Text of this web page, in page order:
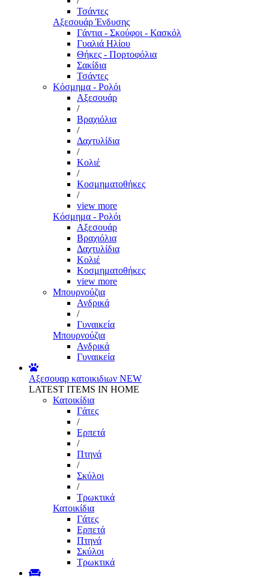
Τσάντες
Αξεσουάρ Ένδυσης
Γάντια - Σκούφοι - Κασκόλ
Γυαλιά Ηλίου
Θήκες - Πορτοφόλια
Σακίδια
Τσάντες
Κόσμημα - Ρολόι
Αξεσουάρ
/
Βραχιόλια
/
Δαχτυλίδια
/
Κολιέ
/
Κοσμηματοθήκες
/
view more
Κόσμημα - Ρολόι
Αξεσουάρ
Βραχιόλια
Δαχτυλίδια
Κολιέ
Κοσμηματοθήκες
view more
Μπουρνούζια
Ανδρικά
/
Γυναικεία
Μπουρνούζια
Ανδρικά
Γυναικεία
Αξεσουαρ κατοικιδιων NEW
LATEST ITEMS IN HOME
Κατοικίδια
Γάτες
/
Ερπετά
/
Πτηνά
/
Σκύλοι
/
Τρωκτικά
Κατοικίδια
Γάτες
Ερπετά
Πτηνά
Σκύλοι
Τρωκτικά